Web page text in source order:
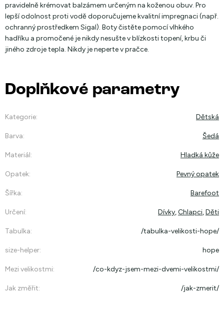
pravidelně krémovat balzámem určeným na koženou obuv. Pro
lepší odolnost proti vodě doporučujeme kvalitní impregnaci (např.
ochranný prostředkem Sigal). Boty čistěte pomocí vlhkého
hadříku a promočené je nikdy nesušte v blízkosti topení, krbu či
jiného zdroje tepla. Nikdy je neperte v pračce.
Doplňkové parametry
Kategorie: Dětská
Barva: Šedá
Materiál: Hladká kůže
Opatek: Pevný opatek
Šířka: Barefoot
Určení: Dívky,Chlapci,Děti
Tabulka: /tabulka-velikosti-hope/
size-helper: hope
Mezi velikostmi: /co-kdyz-jsem-mezi-dvemi-velikostmi/
Jak změřit: /jak-zmerit/